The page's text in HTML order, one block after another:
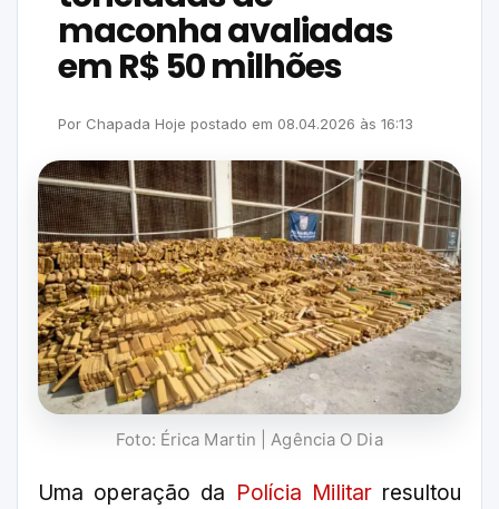
maconha avaliadas
em R$ 50 milhões
Por Chapada Hoje postado em 08.04.2026 às 16:13
Foto: Érica Martin | Agência O Dia
Uma operação da Polícia Militar resultou